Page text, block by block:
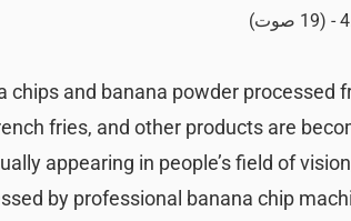
and banana powder processed
fries, and other products are
appearing in people’s field of
by professional banana chip